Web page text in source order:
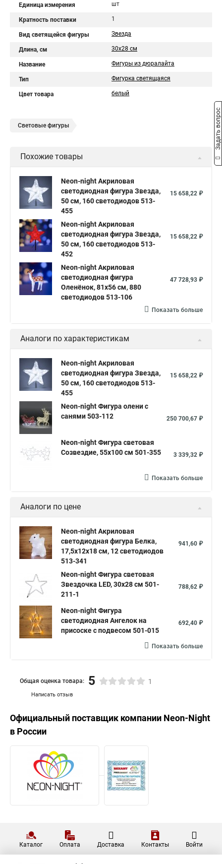
Единица измерения шт
Кратность поставки 1
Вид светящейся фигуры Звезда
Длина, см 30x28 см
Название Фигуры из дюралайта
Тип Фигурка светящаяся
Цвет товара белый
Световые фигуры
Похожие товары
Neon-night Акриловая
светодиодная фигура Звезда,
50 см, 160 светодиодов 513-
455
15 658,22 ₽
Neon-night Акриловая
светодиодная фигура Звезда,
50 см, 160 светодиодов 513-
452
15 658,22 ₽
Neon-night Акриловая
светодиодная фигура
Оленёнок, 81х56 см, 880
светодиодов 513-106
47 728,93 ₽
Показать больше
Аналоги по характеристикам
Neon-night Акриловая
светодиодная фигура Звезда,
50 см, 160 светодиодов 513-
455
15 658,22 ₽
Neon-night Фигура олени с
санями 503-112
250 700,67 ₽
Neon-night Фигура световая
Созвездие, 55х100 см 501-355
3 339,32 ₽
Показать больше
Аналоги по цене
Neon-night Акриловая
светодиодная фигура Белка,
17,5х12х18 см, 12 светодиодов
513-341
941,60 ₽
Neon-night Фигура световая
Звездочка LED, 30х28 см 501-
211-1
788,62 ₽
Neon-night Фигура
светодиодная Ангелок на
присоске с подвесом 501-015
692,40 ₽
Показать больше
Написать отзыв
Общая оценка товара: 5 1
Официальный поставщик компании Neon-Night
в России
Каталог Оплата Доставка Контакты Войти
Задать вопрос